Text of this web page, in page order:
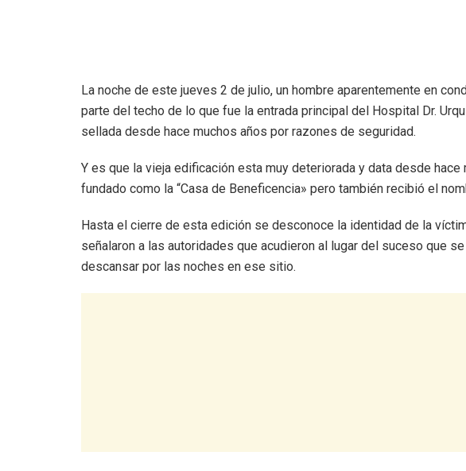
La noche de este jueves 2 de julio, un hombre aparentemente en
parte del techo de lo que fue la entrada principal del Hospital Dr.
sellada desde hace muchos años por razones de seguridad.
Y es que la vieja edificación esta muy deteriorada y data desde
fundado como la “Casa de Beneficencia» pero también recibió el
Hasta el cierre de esta edición se desconoce la identidad de la
señalaron a las autoridades que acudieron al lugar del suceso que
descansar por las noches en ese sitio.